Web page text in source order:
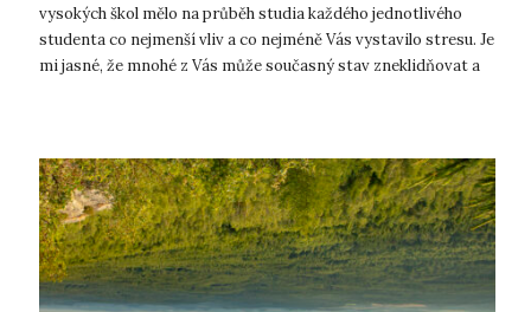
vysokých škol mělo na průběh studia každého jednotlivého
studenta co nejmenší vliv a co nejméně Vás vystavilo stresu. Je
mi jasné, že mnohé z Vás může současný stav zneklidňovat a